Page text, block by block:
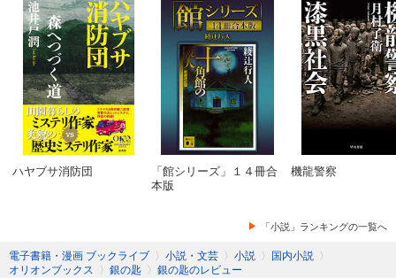
ハヤブサ消防団
「館シリーズ」１４冊合
本版
機龍警察
「小説」ランキングの一覧へ
電子書籍・漫画 ブックライブ 〉 小説・文芸 〉 小説 〉 国内小説 〉
オリオンブックス 〉 銀の匙 〉 銀の匙のレビュー